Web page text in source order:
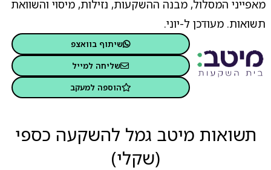
מאפייני המסלול, מבנה ההשקעות, נזילות, מיסוי והשוואת
תשואות. מעודכן ל-יוני.
שיתוף בוואצפ
שליחה למייל
הוספה למעקב
תשואות מיטב גמל להשקעה כספי
(שקלי)